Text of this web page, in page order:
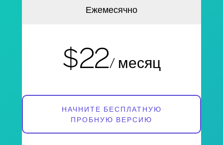
Ежемесячно
$22/ месяц
НАЧНИТЕ БЕСПЛАТНУЮ
ПРОБНУЮ ВЕРСИЮ